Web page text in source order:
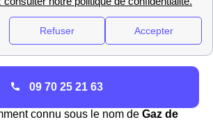
liée à l’ouverture d’un compteur,
d’électricité
ou bien d’une panne sur
connu sous le nom de Gaz de
09 70 25 21 63